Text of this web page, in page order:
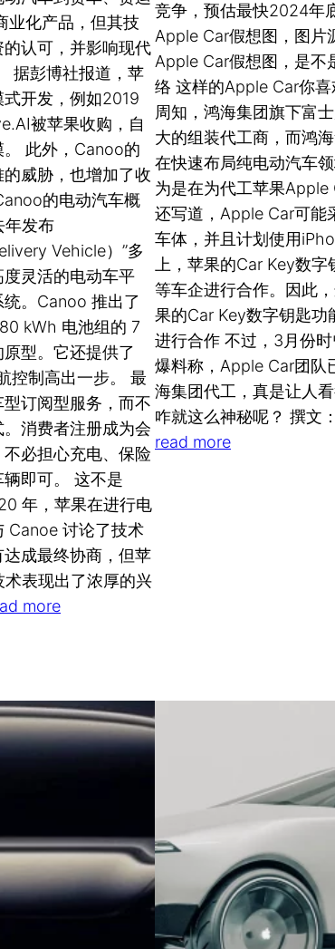
业化产品，但其技
认可，并影响现代
据彭博社报道，苹
开发，例如2019
被苹果收购，自
此外，Canoo的
威胁，也增加了收
的电动汽车概
年发布
Vehicle）”多
灵活的电动车平
。Canoo 推出了
kWh 电池组的 7
型。它还提供了
控制高出一步。 最
订阅型服务，而不
消费者注册成为会
必担心充电、保险
即可。 这不是
年，苹果在进行电
Canoe 讨论了技术
成最终协商，但苹
表现出了浓厚的兴
more
竞争，预估最快2024年
Apple Car假想图，图片
Apple Car假想图，是不
络 这样的Apple Car你
周知，鸿海集团旗下富
大的组装代工商，而鸿
在快速布局纯电动汽车
为是在为代工苹果
还写道，Apple Car可能
车体，并且计划使用
上，苹果的Car Key数
等车企进行合作。因此
果的Car Key数字钥匙功
进行合作 不过，3月份
爆料称，Apple Car团队
海集团代工，真是让人
咋就这么神秘呢？ 撰文
read more